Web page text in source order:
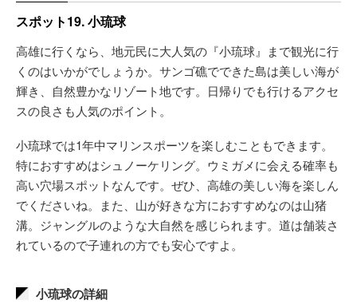
スポット19. 小琉球
高雄に行くなら、地元民に大人気の『小琉球』まで観光に行
くのはいかがでしょうか。サンゴ礁でできた島は美しい海が
輝き、自然豊かなリゾート地です。日帰りでも行けるアクセ
スの良さも人気のポイント。
小琉球では1年中マリンスポーツを楽しむこともできます。
特におすすめはシュノーケリング。ウミガメに会える確率も
高い穴場スポットなんです。ぜひ、高雄の美しい海を楽しん
でくださいね。また、山が好きな方におすすめなのは山猪
溝。ジャングルのような大自然を感じられます。道は舗装さ
れているので子連れの方でも安心ですよ。
小琉球の詳細